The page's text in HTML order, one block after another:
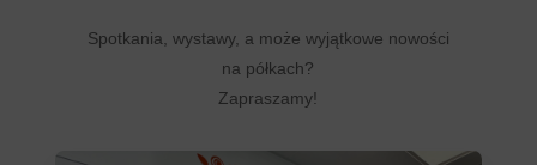
Spotkania, wystawy, a może wyjątkowe nowości
na półkach?
Zapraszamy!